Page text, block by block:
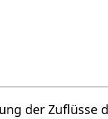
der Zuflüsse